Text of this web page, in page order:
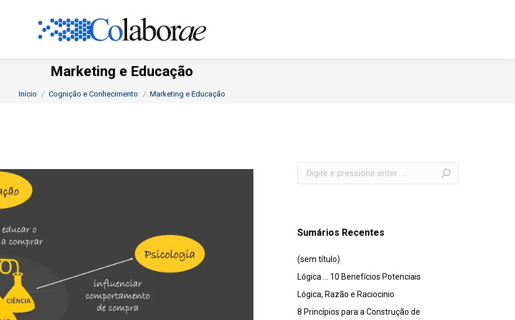
Marketing e Educação
Você está aqui:
Início Cognição e Conhecimento Marketing e Educação
Search:
Sumários Recentes
(sem título)
Lógica … 10 Benefícios Potenciais
Lógica, Razão e Raciocinio
8 Princípios para a Construção de